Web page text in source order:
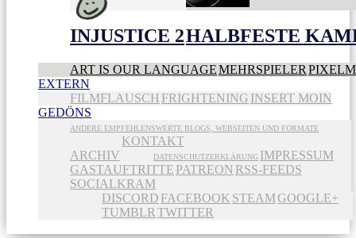
INJUSTICE 2HALBFESTE
ART IS OUR LANGUAGEMEHRSPIELER
EXTERN
FILMFLAUSCH FRIGHTENING INSERT MOIN
GEDÖNS
ANDERE EMPFEHLENSWERTE BLOGS, WEBSEITEN UND FORMATE
ARCHIV
KONTAKT
DATENSCHUTZERKLÄRUNG IMPRESSUM
GASTAUFTRITTE PATREON RSS-FEEDS
SOCIALKRAM
DISCORD FACEBOOK STEAMGOOGLE+
TUMBLR TWITTER